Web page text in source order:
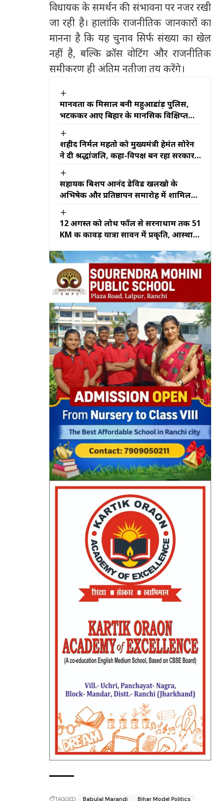
विधायक के समर्थन की संभावना पर नजर रखी
जा रही है। हालांकि राजनीतिक जानकारों का
मानना है कि यह चुनाव सिर्फ संख्या का खेल
नहीं है, बल्कि क्रॉस वोटिंग और राजनीतिक
समीकरण ही अंतिम नतीजा तय करेंगे।
मानवता की मिसाल बनी महुआडांड़ पुलिस,
भटककर आए बिहार के मानसिक विक्षिप्त
शहीद निर्मल महतो को मुख्यमंत्री हेमंत सोरेन
ने दी श्रद्धांजलि, कहा-विपक्ष बन रहा सरकार
सहायक बिशप आनंद डेविड खलखो के
अभिषेक और प्रतिष्ठापन समारोह में शामिल
12 अगस्त को लोध फॉल से सरनाधाम तक 51
KM की कावड़ यात्रा सावन में प्रकृति, आस्था
TAGGED: Babulal Marandi Bihar Model Politics